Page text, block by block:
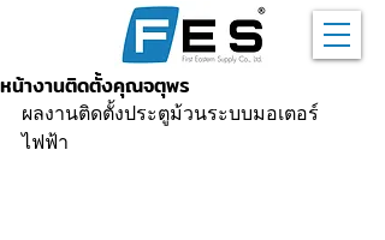
หน้างานติดตั้งคุณจตุพร
ผลงานติดตั้งประตูม้วนระบบมอเตอร์
ไฟฟ้า